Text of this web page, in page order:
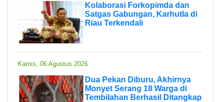
Kolaborasi Forkopimda dan
Satgas Gabungan, Karhutla di
Riau Terkendali
Kamis, 06 Agustus 2026
Dua Pekan Diburu, Akhirnya
Monyet Serang 18 Warga di
Tembilahan Berhasil Ditangkap